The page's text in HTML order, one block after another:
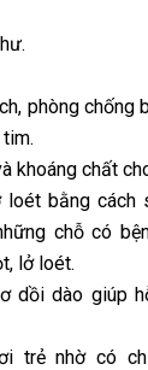
phòng chống
khoáng chất
loét bằng cách
chỗ có
lở loét.
dồi dào giúp
trẻ nhờ có